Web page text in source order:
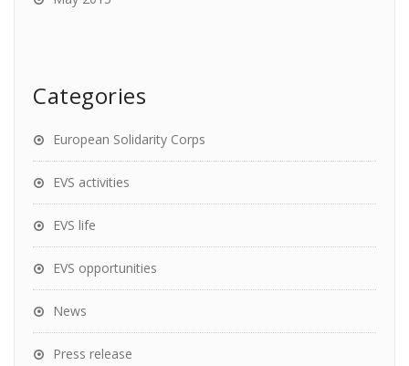
Categories
European Solidarity Corps
EVS activities
EVS life
EVS opportunities
News
Press release